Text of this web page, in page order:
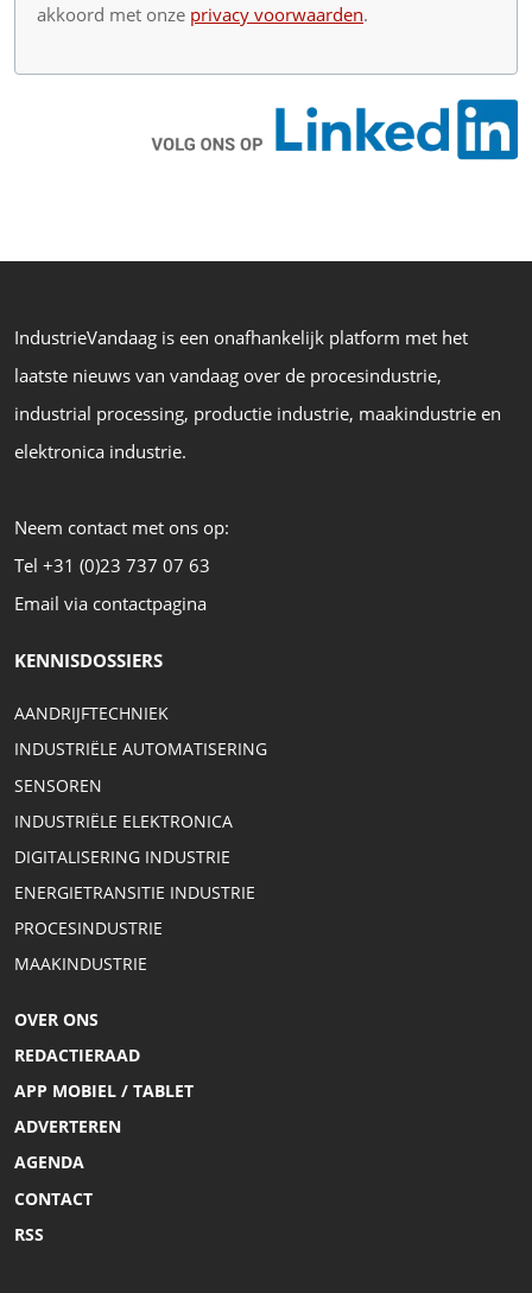
akkoord met onze privacy voorwaarden.
IndustrieVandaag is een onafhankelijk platform met het
laatste nieuws van vandaag over de procesindustrie,
industrial processing, productie industrie, maakindustrie en
elektronica industrie.
Neem contact met ons op:
Tel +31 (0)23 737 07 63
Email via contactpagina
KENNISDOSSIERS
AANDRIJFTECHNIEK
INDUSTRIËLE AUTOMATISERING
SENSOREN
INDUSTRIËLE ELEKTRONICA
DIGITALISERING INDUSTRIE
ENERGIETRANSITIE INDUSTRIE
PROCESINDUSTRIE
MAAKINDUSTRIE
OVER ONS
REDACTIERAAD
APP MOBIEL / TABLET
ADVERTEREN
AGENDA
CONTACT
RSS